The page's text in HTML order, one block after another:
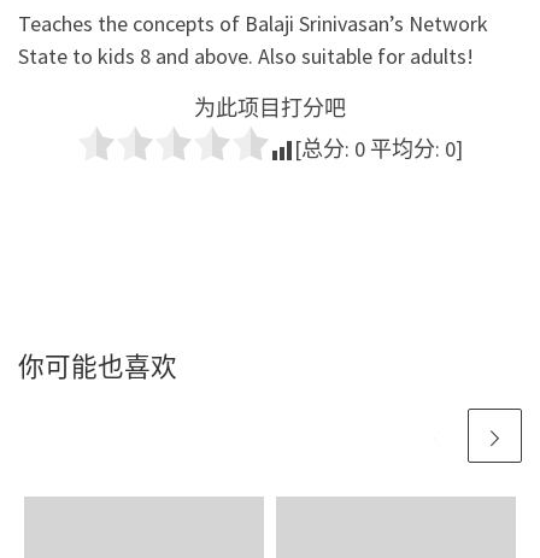
Teaches the concepts of Balaji Srinivasan’s Network
State to kids 8 and above. Also suitable for adults!
为此项目打分吧
[总分: 0 平均分: 0]
你可能也喜欢